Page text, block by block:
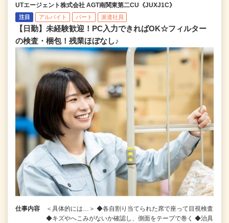
UTエージェント株式会社 AGT南関東第二CU《JUXJ1C》
注目 アルバイト パート 派遣社員
【日勤】未経験歓迎！PC入力できればOK☆フィルター
の検査・梱包！残業ほぼなし♪
仕事内容
＜具体的には…＞ ◆各自割り当てられた席で座って目視検査
◆キズやへこみがないか確認し、側面をテープで巻く ◆治具